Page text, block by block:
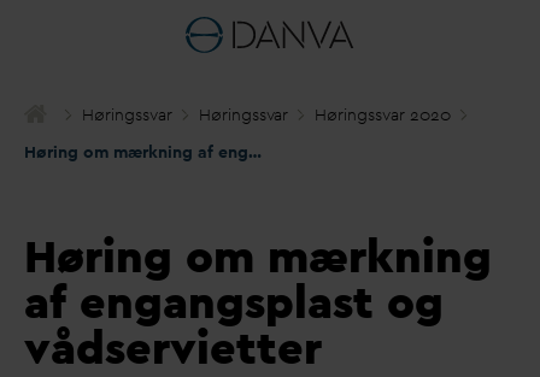
Høringssvar Høringssvar Høringssvar 2020
Høring om mærkning af engangsplast og vådservietter
Høring om mærkning
af engangsplast og
vådservietter